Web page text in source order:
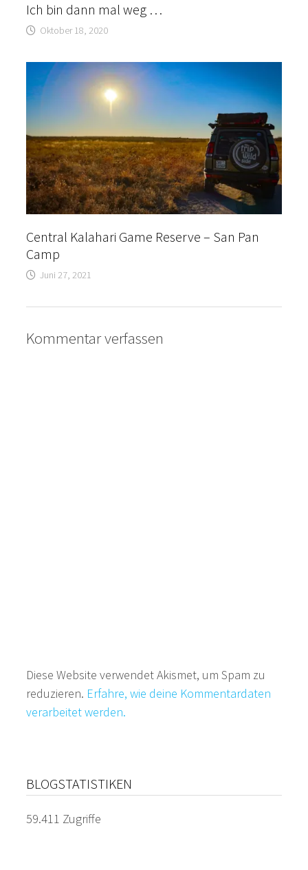
Ich bin dann mal weg …
Oktober 18, 2020
Central Kalahari Game Reserve – San Pan
Camp
Juni 27, 2021
Kommentar verfassen
Diese Website verwendet Akismet, um Spam zu
reduzieren. Erfahre, wie deine Kommentardaten
verarbeitet werden.
BLOGSTATISTIKEN
59.411 Zugriffe